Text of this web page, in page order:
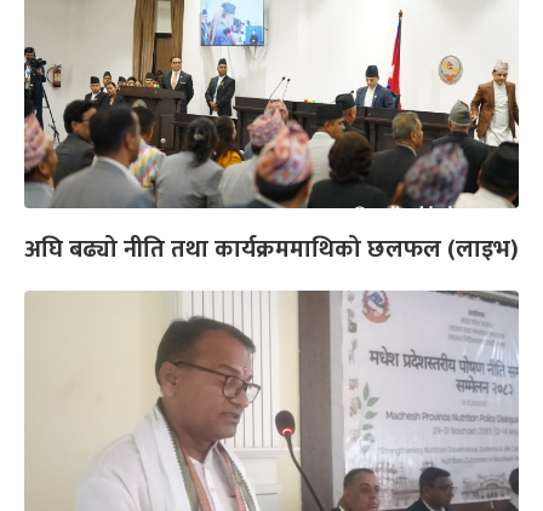
अघि बढ्यो नीति तथा कार्यक्रममाथिको छलफल (लाइभ)